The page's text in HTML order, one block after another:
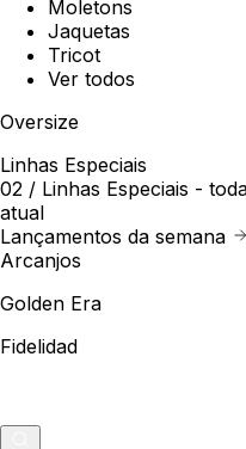
Moletons
Jaquetas
Tricot
Ver todos
Oversize
Linhas Especiais
02 / Linhas Especiais -
atual
Lançamentos da semana
Arcanjos
Golden Era
Fidelidad